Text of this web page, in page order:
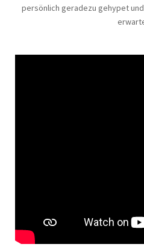
persönlich geradezu gehypet